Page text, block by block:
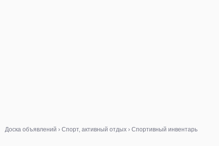
Доска объявлений › Спорт, активный отдых › Спортивный инвентарь